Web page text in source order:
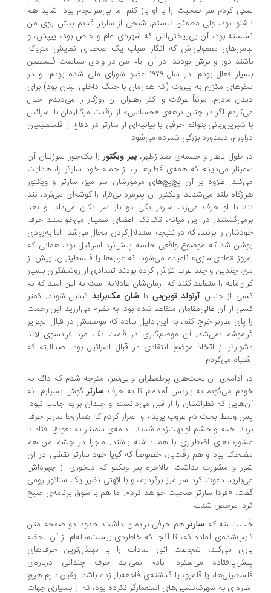
کردم سر صحبت را با او باز کنم اما بی‌سرانجام بود. شاید هم
بود، ولی مطمئن نیستم. شبحی از سارتر قدیم پیش روی من
بود، آن بی‌ریختی‌اش که شهره‌ی عام و خاص بود، پیپش، و
معمولی‌اش که انگار اسباب یک صحنه‌ی نمایش متروکه
دور و برش بودند. در آن ایام من در وادی سیاست فلسطین
بسیار فعال بودم: در سال ۱۹۷۹ عضو شورای ملی شده بودم، و در
مکرّرم به بیروت (که هم‌زمان با جنگ داخلی لبنان بود) برای
مادرم، مرتباً عرفات و اکثر رهبران آن روزگار را می‌دیدم. خیال
اگر در چنین برهه‌ی «حساسی» از رقابت مرگبارمان با اسرائیل
شیرین‌زبانی بتوانم حرفی یا بیانیه‌ای از سارتر در دفاع از فلسطینیان
دستاورد بزرگی شمرده می‌شود.
طول ناهار و جلسه‌ی بعدازظهر،پیر ویکتور را یک‌جور سوزنبان آن
می‌دیدم که همه‌ی قطارها را، از جمله خود سارتر را، هدایت
علاوه بر آن پچ‌پچ‌های مرموزشان سر میز، سارتر و ویکتور
بلند می‌شدند: ویکتور آن پیرمرد بی‌قرار را گوشه‌ای می‌بُرد، تند
با او حرف می‌زد، سارتر یکی دو بار سر تکان می‌داد، و بعد
در این میانه، تک‌تک اعضای سمینار می‌خواستند حرف
را بزنند، که در نتیجه استدلال‌کردن محال می‌شد. اما به‌زودی
شد که موضوع واقعی جلسه پیش‌بُرد اسرائیل بود، همانی که
«عادی‌سازی» نامیده می‌شود، نه عرب‌ها یا فلسطینیان. پیش از
چندین و چند عرب تلاش کرده بودند تعدادی از روشنفکران بسیار
را متقاعد کنند که آرمان‌شان عادلانه است به این امید که به
از جنس آرنولد توین‌بییاشان مک‌برایدتبدیل شوند. کمتر
از آن عالی‌مقامان متقاعد شده بود. به نظرم می‌ارزید این زحمت
پای سارتر خرج کنم، به این دلیل ساده که موضعش در قبال الجزایر
نمی‌شد. آن موضع‌گیری در قامت یک مرد فرانسوی لابد
از اتخاذ موضع انتقادی در قبال اسرائیل بود. صدالبته که
می‌کردم.
ادامه‌ی آن بحث‌های پرطمطراق و بی‌ثمر، متوجه شدم که دائم به
می‌گویم به پاریس آمده‌ام تا به حرف سارترگوش بسپارم، نه
که نظراتشان را از قبل می‌دانستم و چندان برایم جالب نبود.
وسط بحث دم غروب پریدم و اصرار کردم که همان‌جا سارتر حرف
خدم و حشم او بهت‌زده شدند. ادامه‌ی سمینار به تعویق افتاد تا
اضطراری با هم داشته باشند. ماجرا در چشم من هم
بود و هم رقّت‌بار، خصوصاً که گویا خود سارتر نقشی در آن
و مشورت نداشت. بالاخره پیر ویکتو که دلخوری از چهره‌اش
دعوت کرد سر میز برگردیم، و با ابّهتی نظیر یک سناتور رومی
«فردا سارتر صحبت خواهد کرد». ما هم با شوق برنامه‌ی صبح
مرخص شدیم.
البته کهسارترهم حرفی برایمان داشت: حدود دو صفحه متن
آماده که، تا آنجا که خاطره‌ی بیست‌ساله‌ام از آن لحظه
می‌کند، شجاعت انور سادات را با مبتذل‌ترین حرف‌های
می‌ستود. یادم نمی‌آید حرف چندانی درباره‌ی
یا قلمرو، یا گذشته‌ی فاجعه‌بار زده باشد. یقین دارم هیچ
به شهرک‌نشین‌های استعمارگر نکرده بود، که از بسیاری جهات